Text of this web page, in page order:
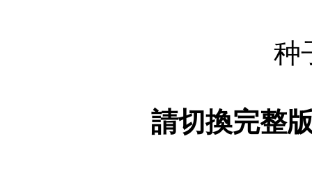
种
請切換完整